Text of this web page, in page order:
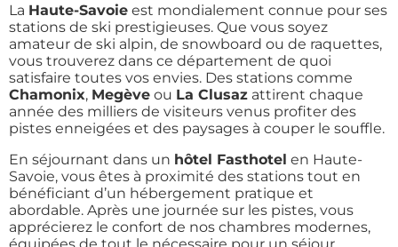
La Haute-Savoie est mondialement connue pour ses
stations de ski prestigieuses. Que vous soyez
amateur de ski alpin, de snowboard ou de raquettes,
vous trouverez dans ce département de quoi
satisfaire toutes vos envies. Des stations comme
Chamonix, Megève ou La Clusaz attirent chaque
année des milliers de visiteurs venus profiter des
pistes enneigées et des paysages à couper le souffle.
En séjournant dans un hôtel Fasthotel en Haute-
Savoie, vous êtes à proximité des stations tout en
bénéficiant d’un hébergement pratique et
abordable. Après une journée sur les pistes, vous
apprécierez le confort de nos chambres modernes,
équipées de tout le nécessaire pour un séjour